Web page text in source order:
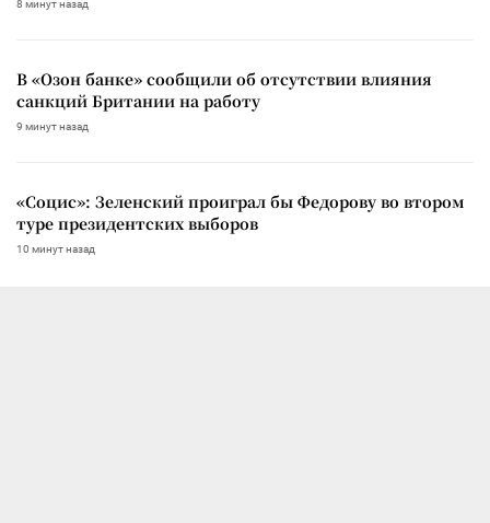
8 минут назад
В «Озон банке» сообщили об отсутствии влияния
санкций Британии на работу
9 минут назад
«Социс»: Зеленский проиграл бы Федорову во втором
туре президентских выборов
10 минут назад